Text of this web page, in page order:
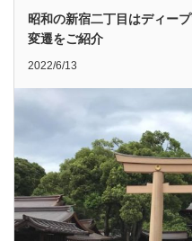
昭和の新宿二丁目はディー
変遷をご紹介
2022/6/13